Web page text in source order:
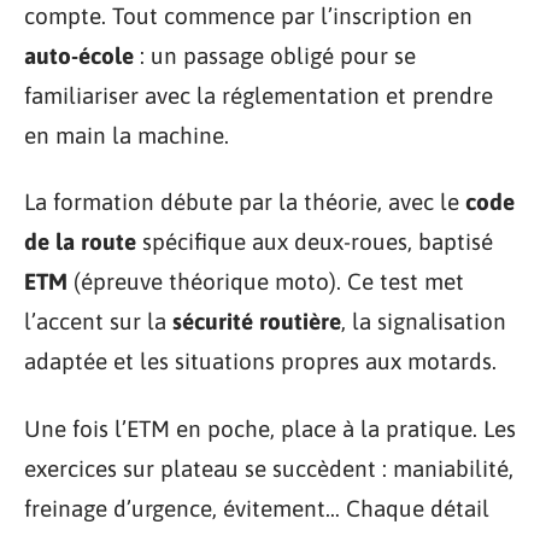
compte. Tout commence par l’inscription en
auto-école : un passage obligé pour se
familiariser avec la réglementation et prendre
en main la machine.
La formation débute par la théorie, avec le code
de la route spécifique aux deux-roues, baptisé
ETM (épreuve théorique moto). Ce test met
l’accent sur la sécurité routière, la signalisation
adaptée et les situations propres aux motards.
Une fois l’ETM en poche, place à la pratique. Les
exercices sur plateau se succèdent : maniabilité,
freinage d’urgence, évitement… Chaque détail